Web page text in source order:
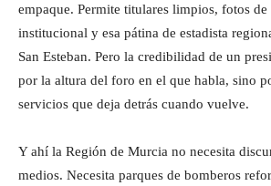
empaque. Permite titulares limpios, fotos de
institucional y esa pátina de estadista
San Esteban. Pero la credibilidad de un
por la altura del foro en el que habla, sino
servicios que deja detrás cuando vuelve.
Y ahí la Región de Murcia no necesita
medios. Necesita parques de bomberos